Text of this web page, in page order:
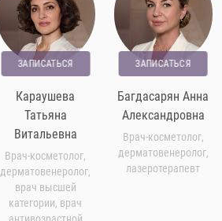
ЗАПИСАТЬСЯ
Караушева
Татьяна
Витальевна
Врач-косметолог,
дерматовенеролог,
врач высшей
категории, врач
антивозрастной
ЗАПИСАТЬСЯ
Багдасарян Анна
Александровна
Врач-косметолог,
дерматовенеролог,
лазеротерапевт